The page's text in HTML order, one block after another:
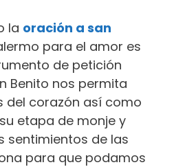
la oración a san
para el amor es
de petición
Benito nos permita
del corazón así como
etapa de monje y
sentimientos de las
para que podamos